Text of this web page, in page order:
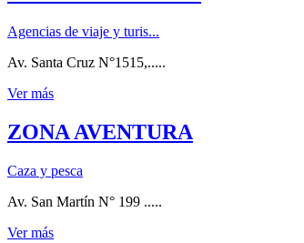
Agencias de viaje y turis...
Av. Santa Cruz N°1515,.....
Ver más
ZONA AVENTURA
Caza y pesca
Av. San Martín N° 199 .....
Ver más